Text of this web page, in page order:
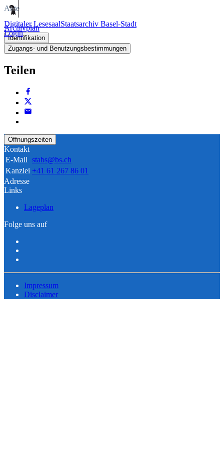
Digitaler LesesaalStaatsarchiv Basel-Stadt
Login
Akte
Archivplan
Identifikation
Zugangs- und Benutzungsbestimmungen
Teilen
Öffnungszeiten
Kontakt
E-Mail stabs@bs.ch
Kanzlei +41 61 267 86 01
Adresse
Links
Lageplan
Folge uns auf
Impressum
Disclaimer